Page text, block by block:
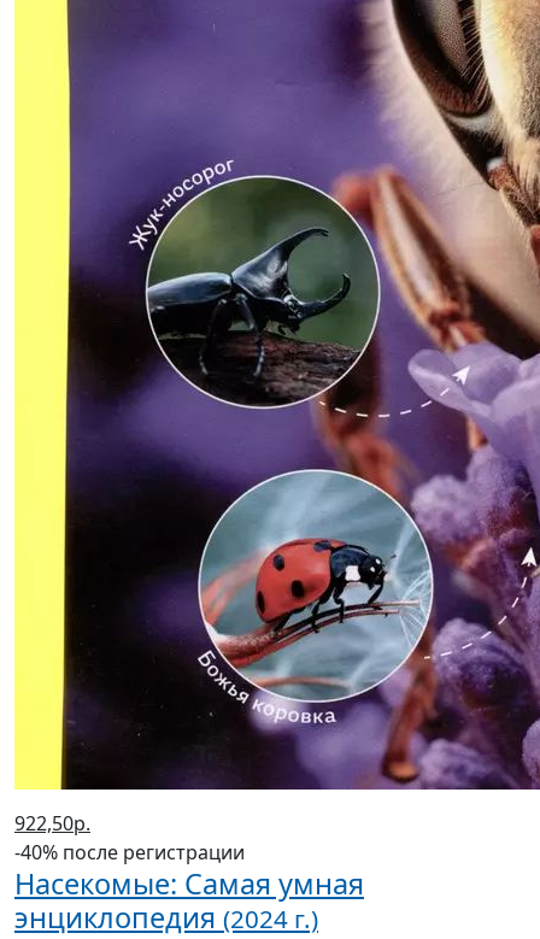
922,50р.
-40% после регистрации
Насекомые: Самая умная
энциклопедия (2024 г.)